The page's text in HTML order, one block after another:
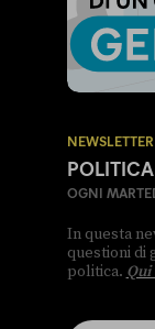
NEWSLETTER
OGNI
In questa
questioni di
politica. Qui